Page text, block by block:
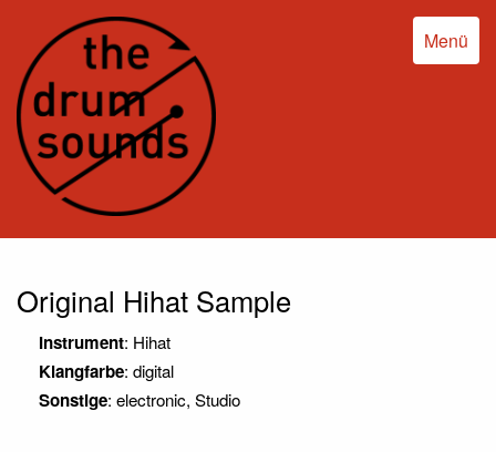
Menü
Original Hihat Sample
Instrument: Hihat
Klangfarbe: digital
Sonstige: electronic, Studio